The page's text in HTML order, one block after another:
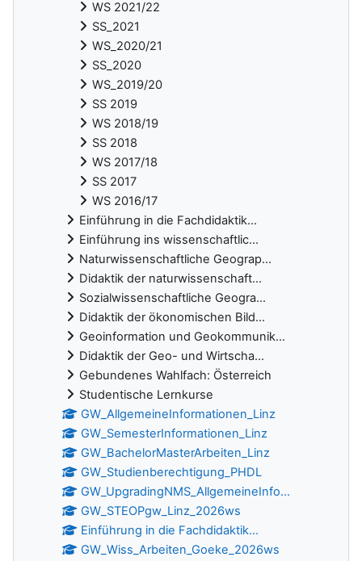
WS 2021/22
SS_2021
WS_2020/21
SS_2020
WS_2019/20
SS 2019
WS 2018/19
SS 2018
WS 2017/18
SS 2017
WS 2016/17
Einführung in die Fachdidaktik...
Einführung ins wissenschaftlic...
Naturwissenschaftliche Geograp...
Didaktik der naturwissenschaft...
Sozialwissenschaftliche Geogra...
Didaktik der ökonomischen Bild...
Geoinformation und Geokommunik...
Didaktik der Geo- und Wirtscha...
Gebundenes Wahlfach: Österreich
Studentische Lernkurse
GW_AllgemeineInformationen_Linz
GW_SemesterInformationen_Linz
GW_BachelorMasterArbeiten_Linz
GW_Studienberechtigung_PHDL
GW_UpgradingNMS_AllgemeineInfo...
GW_STEOPgw_Linz_2026ws
Einführung in die Fachdidaktik...
GW_Wiss_Arbeiten_Goeke_2026ws